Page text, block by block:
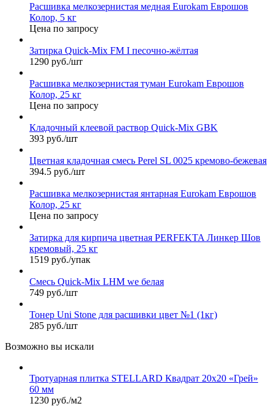
Расшивка мелкозернистая медная Eurokam Еврошов
Колор, 5 кг
Цена по запросу
Затирка Quick-Mix FM I песочно-жёлтая
1290 руб./шт
Расшивка мелкозернистая туман Eurokam Еврошов
Колор, 25 кг
Цена по запросу
Кладочный клеевой раствор Quick-Mix GBK
393 руб./шт
Цветная кладочная смесь Perel SL 0025 кремово-бежевая
394.5 руб./шт
Расшивка мелкозернистая янтарная Eurokam Еврошов
Колор, 25 кг
Цена по запросу
Затирка для кирпича цветная PERFEKTA Линкер Шов
кремовый, 25 кг
1519 руб./упак
Смесь Quick-Mix LHM we белая
749 руб./шт
Тонер Uni Stone для расшивки цвет №1 (1кг)
285 руб./шт
Возможно вы искали
Тротуарная плитка STELLARD Квадрат 20х20 «Грей»
60 мм
1230 руб./м2